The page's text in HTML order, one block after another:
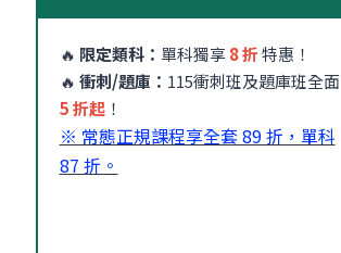
🔥 限定類科： 單科獨享8 折特惠！
🔥 衝刺/題庫： 115衝刺班及題庫班全面
5 折起！
※ 常態正規課程享全套 89 折，單科
87 折。